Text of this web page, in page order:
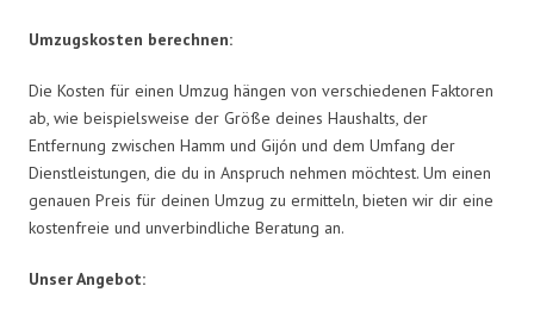
Umzugskosten berechnen:
Die Kosten für einen Umzug hängen von verschiedenen Faktoren
ab, wie beispielsweise der Größe deines Haushalts, der
Entfernung zwischen Hamm und Gijón und dem Umfang der
Dienstleistungen, die du in Anspruch nehmen möchtest. Um einen
genauen Preis für deinen Umzug zu ermitteln, bieten wir dir eine
kostenfreie und unverbindliche Beratung an.
Unser Angebot: